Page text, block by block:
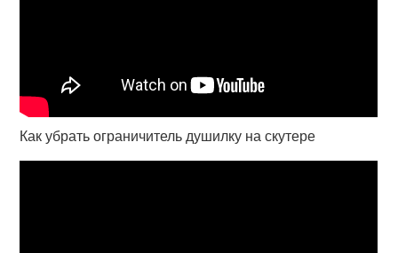
Как убрать ограничитель душилку на скутере